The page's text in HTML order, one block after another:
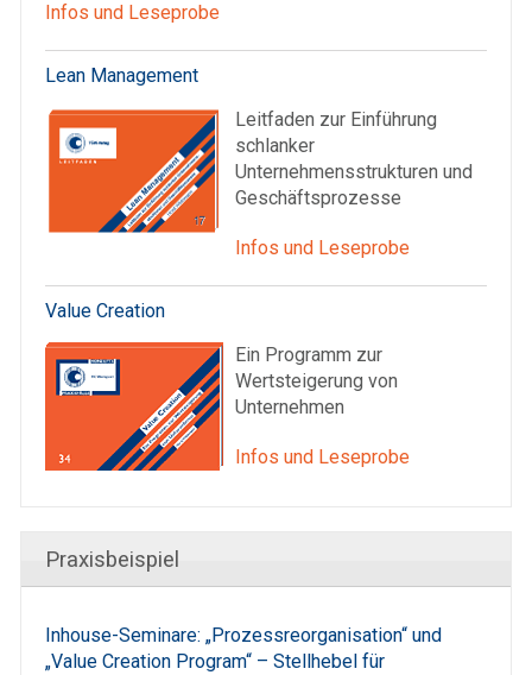
Infos und Leseprobe
Lean Management
Leitfaden zur Einführung
schlanker
Unternehmensstrukturen und
Geschäftsprozesse
Infos und Leseprobe
Value Creation
Ein Programm zur
Wertsteigerung von
Unternehmen
Infos und Leseprobe
Praxisbeispiel
Inhouse-Seminare: „Prozessreorganisation“ und
„Value Creation Program“ – Stellhebel für